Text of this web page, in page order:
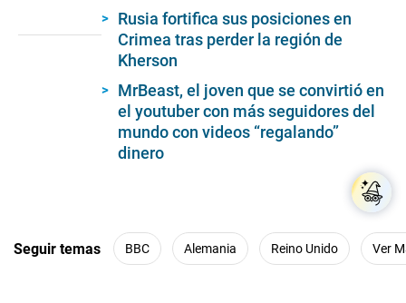
Rusia fortifica sus posiciones en
Crimea tras perder la región de
Kherson
MrBeast, el joven que se convirtió en
el youtuber con más seguidores del
mundo con videos “regalando”
dinero
Seguir temas BBC Alemania Reino Unido Ver